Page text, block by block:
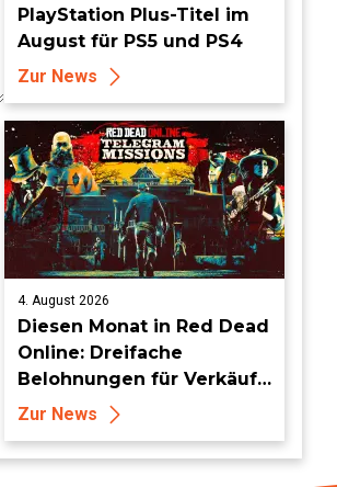
PlayStation Plus-Titel im
August für PS5 und PS4
Zur News
4. August 2026
Diesen Monat in Red Dead
Online: Dreifache
Belohnungen für Verkäufe
von Sammlersätzen und
das Entdecken von
Sammlerstücken, in
Zur News